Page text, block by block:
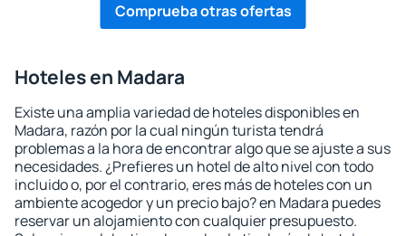
Comprueba otras ofertas
Hoteles en Madara
Existe una amplia variedad de hoteles disponibles en
Madara, razón por la cual ningún turista tendrá
problemas a la hora de encontrar algo que se ajuste a sus
necesidades. ¿Prefieres un hotel de alto nivel con todo
incluido o, por el contrario, eres más de hoteles con un
ambiente acogedor y un precio bajo? en Madara puedes
reservar un alojamiento con cualquier presupuesto.